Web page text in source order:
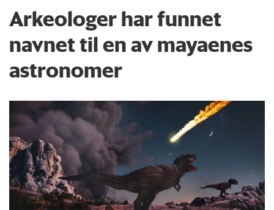
Arkeologer har funnet
navnet til en av mayaenes
astronomer